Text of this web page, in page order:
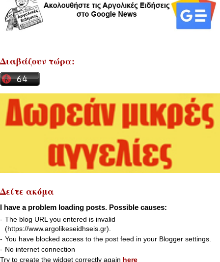
Διαβάζουν τώρα:
Δείτε ακόμα
I have a problem loading posts. Possible causes:
- The blog URL you entered is invalid
(https://www.argolikeseidhseis.gr).
- You have blocked access to the post feed in your Blogger settings.
- No internet connection
Try to create the widget correctly again here